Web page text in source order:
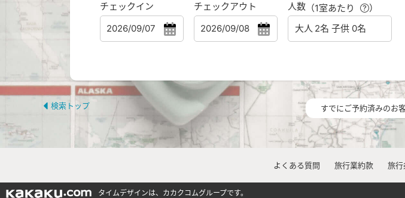
チェックイン チェックアウト 人数（1室あたり ）
検索トップ すでにご予約済みのお
よくある質問 旅行業約款 旅行
タイムデザインは、カカクコムグループです。